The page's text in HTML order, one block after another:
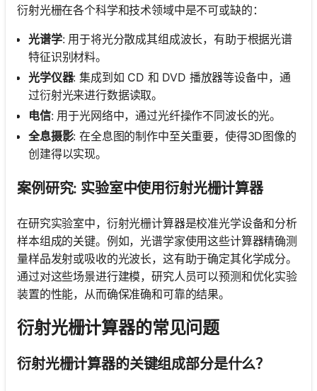
衍射光栅在各个科学和技术领域中是不可或缺的：
光谱学: 用于将光分散成其组成波长，有助于根据光谱
特征识别材料。
光学仪器: 集成到如 CD 和 DVD 播放器等设备中，通
过衍射光来进行数据读取。
电信: 用于光网络中，通过光纤操作不同波长的光。
全息摄影: 在全息图的制作中至关重要，使得3D图像的
创建得以实现。
案例研究: 实验室中使用衍射光栅计算器
在研究实验室中，衍射光栅计算器是校准光学设备和分析
样本组成的关键。例如，光谱学家使用这些计算器精确测
量样品发射或吸收的光波长，这有助于确定其化学成分。
通过对这些场景进行建模，研究人员可以预测和优化实验
装置的性能，从而确保准确和可靠的结果。
衍射光栅计算器的常见问题
衍射光栅计算器的关键组成部分是什么？